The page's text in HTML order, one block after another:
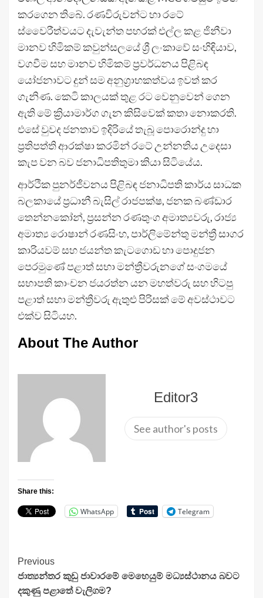
කරගෙන තිබේ. රණවිරුවන්ට හා රටේ
ස්වෛරීත්වයට දැවැන්ත පහරක් එල්ල කළ ජිනීවා
මානව හිමිකම් කවුන්සලයේ ශ්‍රී ලංකාවේ සංහිඳියාව,
වගවීම සහ මානව හිමිකම් ප්‍රවර්ධනය පිළිබඳ
යෝජනාවට දුන් සම අනුග්‍රාහකත්වය ඉවත් කර
ගැනිණ. කෙටි කාලයක් තුළ රට වෙනුවෙන් ගෙන
ඇති මේ ක්‍රියාමාර්ග ගැන කිසිවෙක් කතා නොකරති.
එසේ වුවද ජනතාව ඉදිරියේ තැබූ පොරොන්දු හා
ප්‍රතිපත්ති ආරක්ෂා කරමින් රටේ උන්නතිය උදෙසා
කැප වන බව ජනාධිපතිතුමා කියා සිටියේය.
ආර්ථික පුනර්ජීවනය පිළිබඳ ජනාධිපති කාර්ය සාධක
බලකායේ ප්‍රධානී බැසිල් රාජපක්ෂ, ජනක බණ්ඩාර
තෙන්නකෝන්, ප්‍රසන්න රණතුංග අමාත්‍යවරු, රාජ්‍ය
අමාත්‍ය රොෂාන් රණසිංහ, පාර්ලිමේන්තු මන්ත්‍රී සාගර
කාරියවම් සහ ජයන්ත කැටගොඩ හා පොදුජන
පෙරමුණේ පළාත් සභා මන්ත්‍රීවරුනගේ සංගමයේ
සභාපති කාංචන ජයරත්න යන මහත්වරු සහ හිටපු
පළාත් සභා මන්ත්‍රීවරු ඇතුළු පිරිසක් මේ අවස්ථාවට
එක්ව සිටියහ.
About The Author
Editor3
See author's posts
Share this:
WhatsApp Telegram
Continue
Reading
Previous
ජාත්‍යන්තර කුඩු ජාවාරමේ මෙහෙයුම් මධ්‍යස්ථානය බවට
දකුණු පළාතේ වැලිගම?